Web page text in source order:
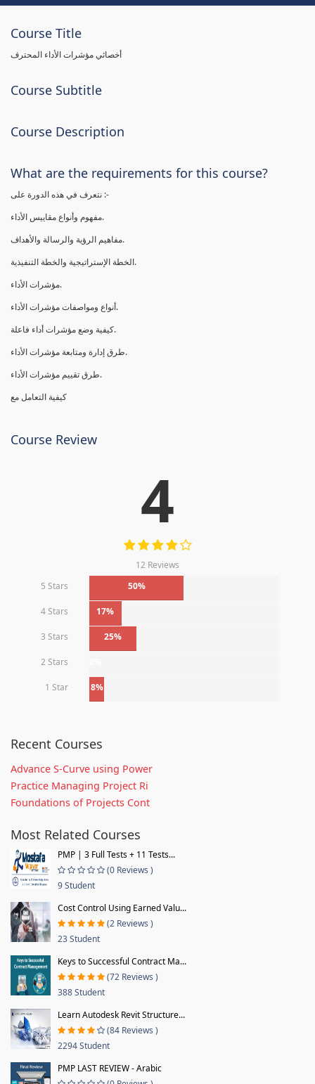
Course Title
أخصائي مؤشرات الأداء المحترف
Course Subtitle
Course Description
What are the requirements for this course?
نتعرف في هذه الدورة على :-
مفهوم وأنواع مقاييس الأداء.
مفاهيم الرؤية والرسالة والأهداف.
الخطة الإستراتيجية والخطة التنفيذية.
مؤشرات الأداء.
أنواع ومواصفات مؤشرات الأداء.
كيفية وضع مؤشرات أداء فاعلة.
طرق إدارة ومتابعة مؤشرات الأداء.
طرق تقييم مؤشرات الأداء.
كيفية التعامل مع
Course Review
4
12 Reviews
5 Stars
50%
4 Stars 17%
3 Stars 25%
2 Stars
1 Star 8%
Recent Courses
Advance S-Curve using Power
Practice Managing Project Ri
Foundations of Projects Cont
Most Related Courses
PMP | 3 Full Tests + 11 Tests...
(0 Reviews )
9 Student
Cost Control Using Earned Valu...
(2 Reviews )
23 Student
Keys to Successful Contract Ma...
(72 Reviews )
388 Student
Learn Autodesk Revit Structure...
(84 Reviews )
2294 Student
PMP LAST REVIEW - Arabic